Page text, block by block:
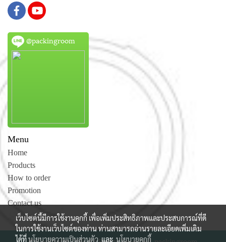
@packingroom
Menu
Home
Products
How to order
Promotion
Contact us
เว็บไซต์นี้มีการใช้งานคุกกี้ เพื่อเพิ่มประสิทธิภาพและประสบการณ์ที่ดี
ในการใช้งานเว็บไซต์ของท่าน ท่านสามารถอ่านรายละเอียดเพิ่มเติม
ได้ที่นโยบายความเป็นส่วนตัวและนโยบายคุกกี้